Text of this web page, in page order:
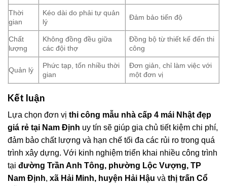
Thời
gian
Kéo dài do phải tự quản
lý
Đảm bảo tiến độ
Chất
lượng
Không đồng đều giữa
các đội thợ
Đồng bộ từ thiết kế đến thi
công
Quản lý
Phức tạp, tốn nhiều thời
gian
Đơn giản, chỉ làm việc với
một đơn vị
Kết luận
Lựa chọn đơn vị thi công mẫu nhà cấp 4 mái Nhật đẹp
giá rẻ tại Nam Định uy tín sẽ giúp gia chủ tiết kiệm chi phí,
đảm bảo chất lượng và hạn chế tối đa các rủi ro trong quá
trình xây dựng. Với kinh nghiệm triển khai nhiều công trình
tại đường Trần Anh Tông, phường Lộc Vượng, TP
Nam Định, xã Hải Minh, huyện Hải Hậu và thị trấn Cổ